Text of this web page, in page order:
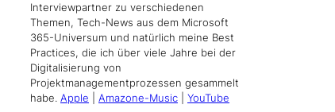
Interviewpartner zu verschiedenen
Themen, Tech-News aus dem Microsoft
365-Universum und natürlich meine Best
Practices, die ich über viele Jahre bei der
Digitalisierung von
Projektmanagementprozessen gesammelt
habe. Apple Amazone-Music YouTube